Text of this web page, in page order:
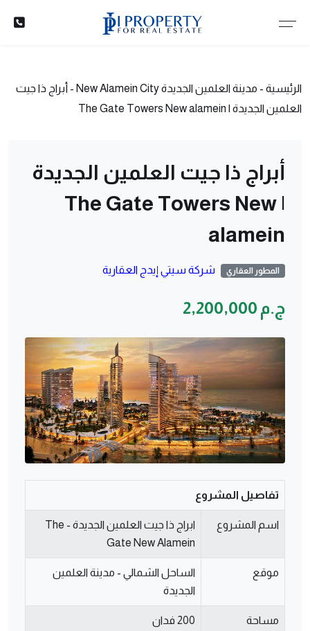
الرئيسية - مدينة العلمين الجديدة New Alamein City - أبراج ذا جيت
العلمين الجديدة | The Gate Towers New alamein
أبراج ذا جيت العلمين الجديدة
| The Gate Towers New
alamein
المطور العقاري شركة سيتي إيدج العقارية
ج.م 2,200,000
تفاصيل المشروع
اسم المشروع
ابراج ذا جيت العلمين الجديدة - The
Gate New Alamein
موقع
الساحل الشمالي - مدينة العلمين
الجديدة
مساحة
200 فدان